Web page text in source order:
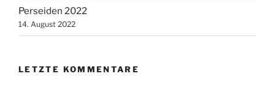
Perseiden 2022
14. August 2022
LETZTE KOMMENTARE